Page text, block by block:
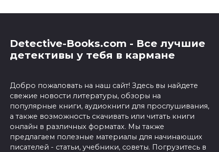
Detective-Books.com - Все лучшие
детективы у тебя в кармане
Добро пожаловать на наш сайт! Здесь вы найдете
свежие новости литературы, обзоры на
популярные книги, аудиокниги для прослушивания,
а также возможность скачивать или читать книги
онлайн в различных форматах. Мы также
предлагаем полезные материалы для начинающих
писателей - статьи, учебники, советы. Погрузитесь в